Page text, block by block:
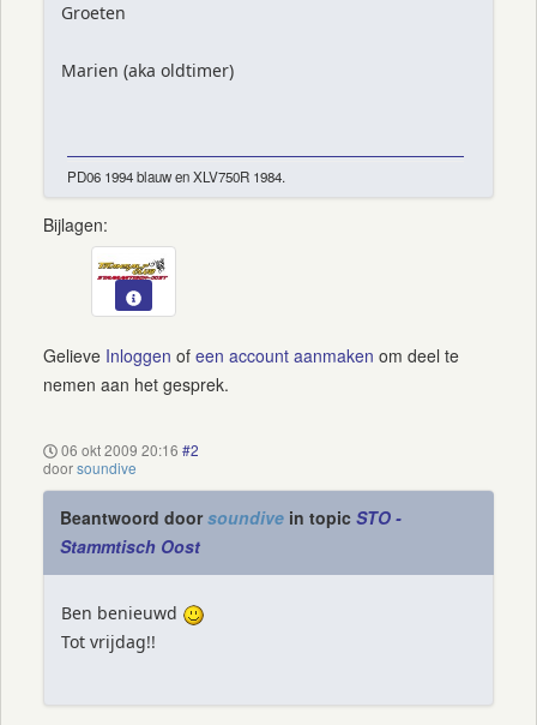
Groeten
Marien (aka oldtimer)
PD06 1994 blauw en XLV750R 1984.
Bijlagen:
Gelieve Inloggen of een account aanmaken om deel te
nemen aan het gesprek.
06 okt 2009 20:16 #2
doorsoundive
Beantwoord doorsoundive in topic STO -
Stammtisch Oost
Ben benieuwd
Tot vrijdag!!